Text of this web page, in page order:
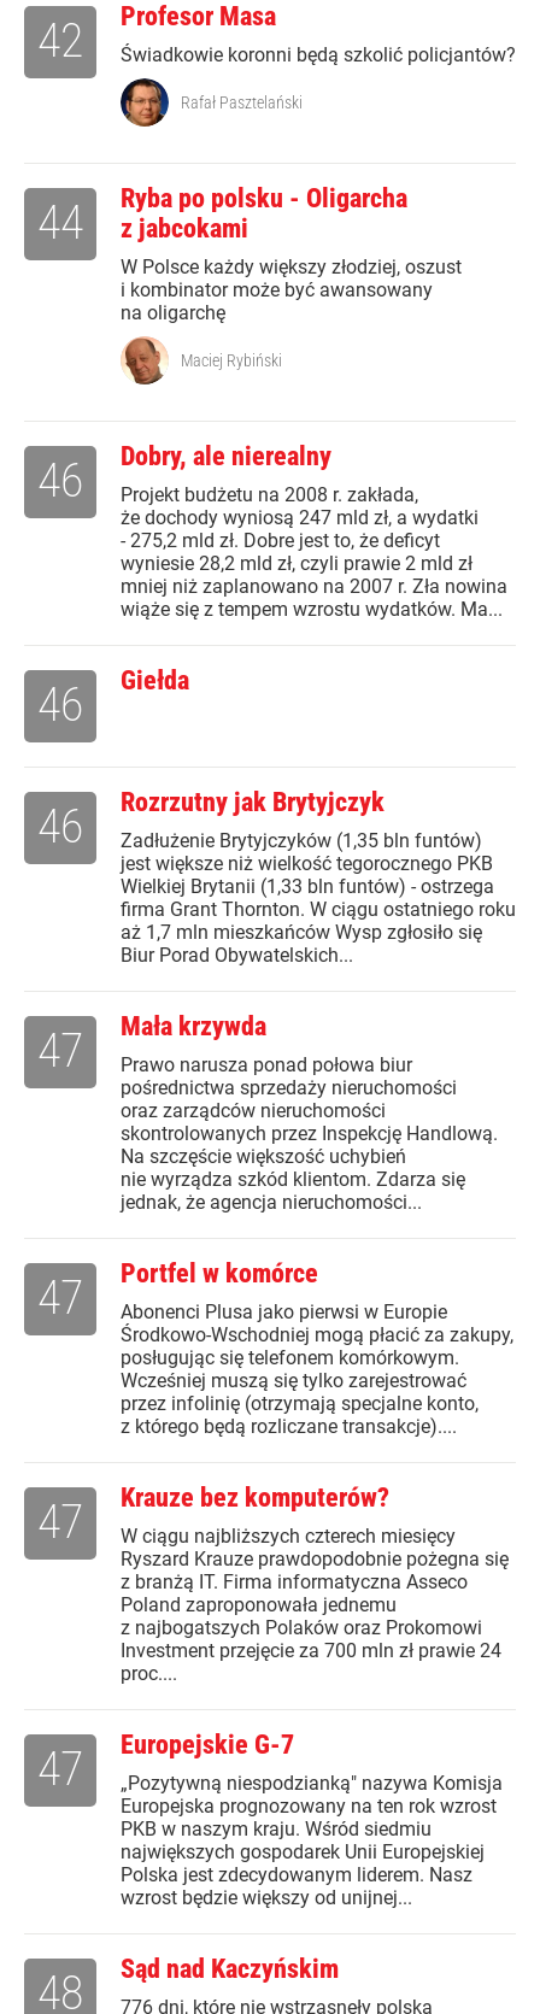
Profesor Masa
Świadkowie koronni będą szkolić policjantów?
42
Rafał Pasztelański
Ryba po polsku - Oligarcha
z jabcokami
W Polsce każdy większy złodziej, oszust
i kombinator może być awansowany
na oligarchę
44
Maciej Rybiński
Dobry, ale nierealny
Projekt budżetu na 2008 r. zakłada,
że dochody wyniosą 247 mld zł, a wydatki
- 275,2 mld zł. Dobre jest to, że deficyt
wyniesie 28,2 mld zł, czyli prawie 2 mld zł
mniej niż zaplanowano na 2007 r. Zła nowina
wiąże się z tempem wzrostu wydatków. Ma...
46
Giełda
46
Rozrzutny jak Brytyjczyk
Zadłużenie Brytyjczyków (1,35 bln funtów)
jest większe niż wielkość tegorocznego PKB
Wielkiej Brytanii (1,33 bln funtów) - ostrzega
firma Grant Thornton. W ciągu ostatniego roku
aż 1,7 mln mieszkańców Wysp zgłosiło się
Biur Porad Obywatelskich...
46
Mała krzywda
Prawo narusza ponad połowa biur
pośrednictwa sprzedaży nieruchomości
oraz zarządców nieruchomości
skontrolowanych przez Inspekcję Handlową.
Na szczęście większość uchybień
nie wyrządza szkód klientom. Zdarza się
jednak, że agencja nieruchomości...
47
Portfel w komórce
Abonenci Plusa jako pierwsi w Europie
Środkowo-Wschodniej mogą płacić za zakupy,
posługując się telefonem komórkowym.
Wcześniej muszą się tylko zarejestrować
przez infolinię (otrzymają specjalne konto,
z którego będą rozliczane transakcje)....
47
Krauze bez komputerów?
W ciągu najbliższych czterech miesięcy
Ryszard Krauze prawdopodobnie pożegna się
z branżą IT. Firma informatyczna Asseco
Poland zaproponowała jednemu
z najbogatszych Polaków oraz Prokomowi
Investment przejęcie za 700 mln zł prawie 24
proc....
47
Europejskie G-7
„Pozytywną niespodzianką" nazywa Komisja
Europejska prognozowany na ten rok wzrost
PKB w naszym kraju. Wśród siedmiu
największych gospodarek Unii Europejskiej
Polska jest zdecydowanym liderem. Nasz
wzrost będzie większy od unijnej...
47
Sąd nad Kaczyńskim
776 dni, które nie wstrząsnęły polską
48